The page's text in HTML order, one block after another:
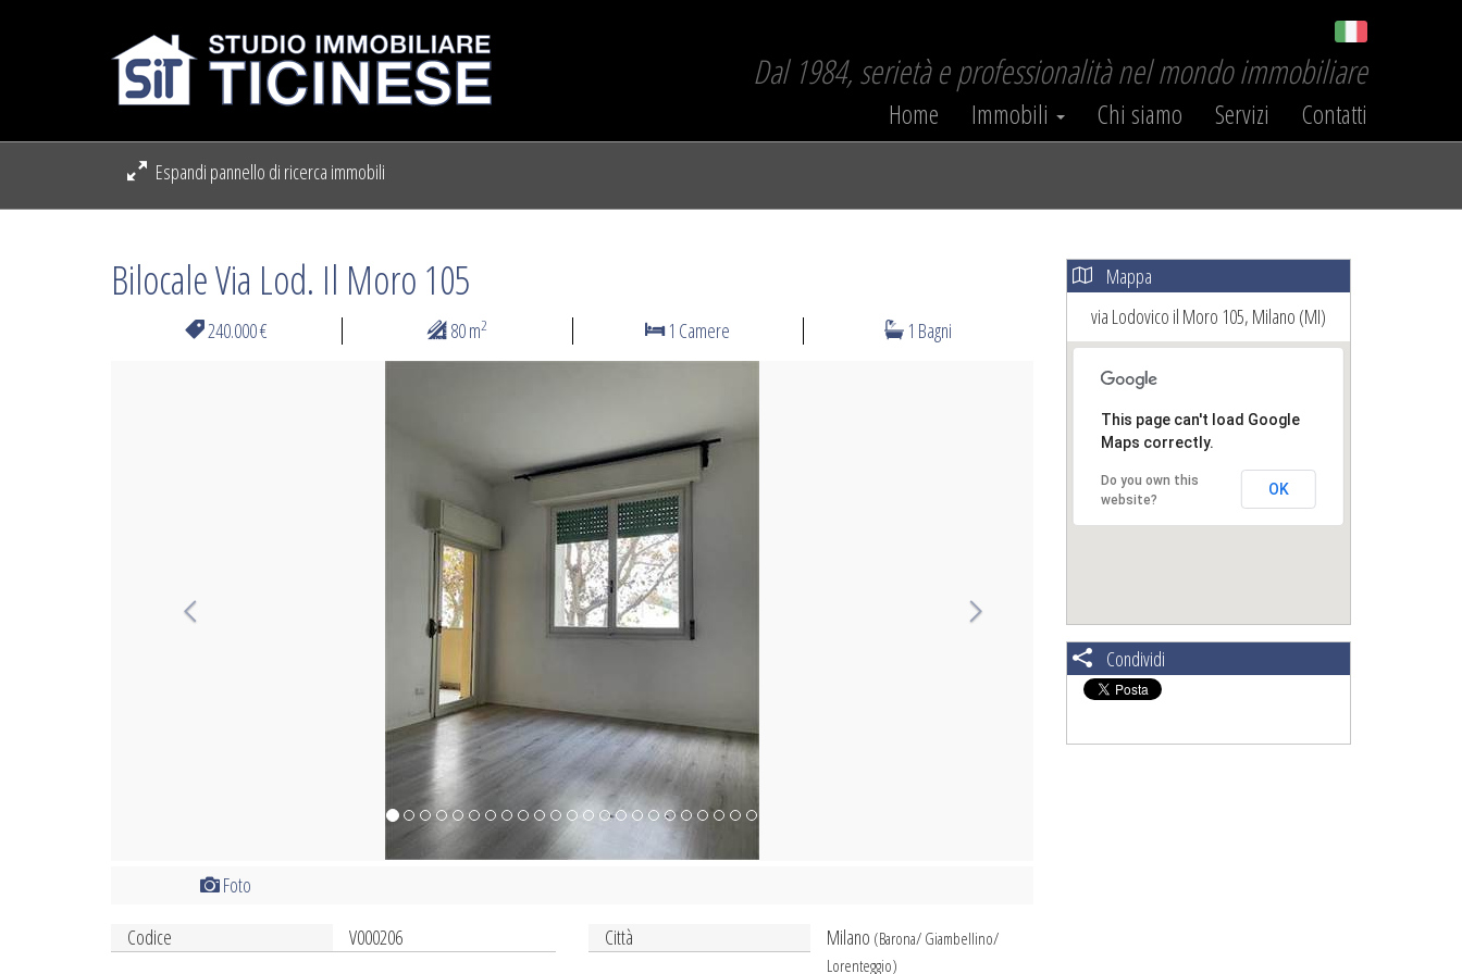
Dal 1984, serietà e professionalità nel mondo immobiliare
Home Immobili Chi siamo Servizi Contatti
Espandi pannello di ricerca immobili
Bilocale Via Lod. Il Moro 105
240.000 € 80 m2 1 Camere 1 Bagni
Foto
Codice
V000206 Città Milano (Barona/ Giambellino/
Lorenteggio)
Mappa
via Lodovico il Moro 105, Milano (MI)
This page can't load Google
Maps correctly.
Do you own this
website?
OK
Condividi